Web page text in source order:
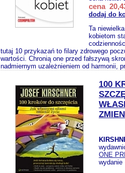
cena
dodaj do
Ta
kobietom
tutaj 10 przykazań to filary zdrowego
wartości. Chronią one przed fałszywą
nadmiernym uzależnieniem od harmonii,
100
ONE
wydanie